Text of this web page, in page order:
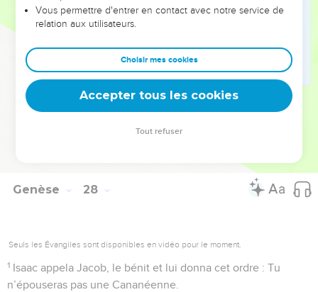
Quand la colère de ton frère se sera détournée de toi, et
qu’il aura oublié ce que tu lui as fait, alors je te ferai revenir.
Rébecca dit à Isaac : Je suis dégoûtée de la vie, à cause
des filles de Heth. Si Jacob épouse une Hittite, une des filles
du pays comme celles-là, à quoi me sert la vie ?
© Société biblique française – Bibli’O, 1978, avec autorisation. Pour vous procurer
Genèse 28
Seuls les Évangiles sont disponibles en vidéo pour le moment.
1 Isaac appela Jacob, le bénit et lui donna cet ordre : Tu
n’épouseras pas une Cananéenne.
Vous permettre d'entrer en contact avec notre service de
relation aux utilisateurs.
Choisir mes cookies
Accepter tous les cookies
Tout refuser